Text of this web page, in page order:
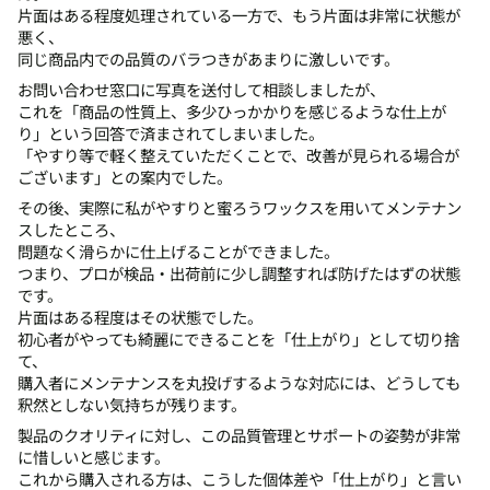
片面はある程度処理されている一方で、もう片面は非常に状態が
悪く、
同じ商品内での品質のバラつきがあまりに激しいです。
お問い合わせ窓口に写真を送付して相談しましたが、
これを「商品の性質上、多少ひっかかりを感じるような仕上が
り」という回答で済まされてしまいました。
「やすり等で軽く整えていただくことで、改善が見られる場合が
ございます」との案内でした。
その後、実際に私がやすりと蜜ろうワックスを用いてメンテナン
スしたところ、
問題なく滑らかに仕上げることができました。
つまり、プロが検品・出荷前に少し調整すれば防げたはずの状態
です。
片面はある程度はその状態でした。
初心者がやっても綺麗にできることを「仕上がり」として切り捨
て、
購入者にメンテナンスを丸投げするような対応には、どうしても
釈然としない気持ちが残ります。
製品のクオリティに対し、この品質管理とサポートの姿勢が非常
に惜しいと感じます。
これから購入される方は、こうした個体差や「仕上がり」と言い